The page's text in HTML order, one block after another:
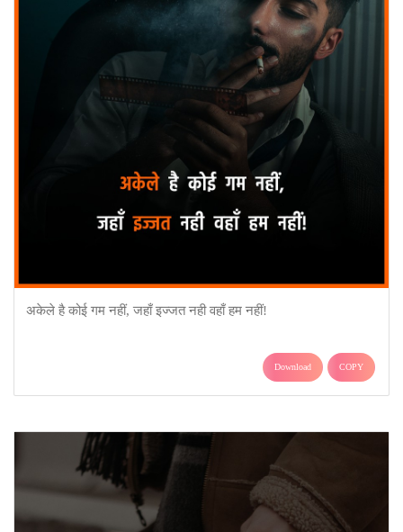
अकेले है कोई गम नहीं, जहाँ इज्जत नही वहाँ हम नहीं!
Download COPY